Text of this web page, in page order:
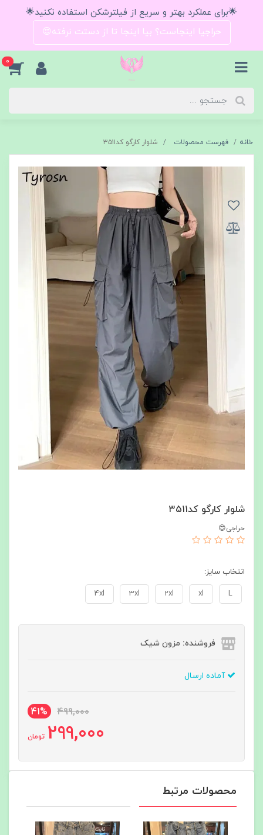
🌟برای عملکرد بهتر و سریع از فیلترشکن استفاده نکنید🌟
حراجیا اینجاست؟ بیا اینجا تا از دستت نرفته😍
0
خانه فهرست محصولات شلوار کارگو کد۳۵۱۱
شلوار کارگو کد۳۵۱۱
حراجی😍
انتخاب سایز:
L
xl
2xl
3xl
4xl
فروشنده: مزون شیک
آماده ارسال
499,000
41%
299,000 تومان
محصولات مرتبط